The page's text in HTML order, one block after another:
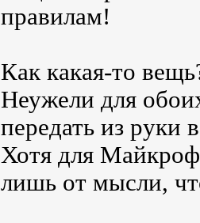
правилам!
Как какая-то
Неужели для
передать из руки
Хотя для
лишь от мысли,